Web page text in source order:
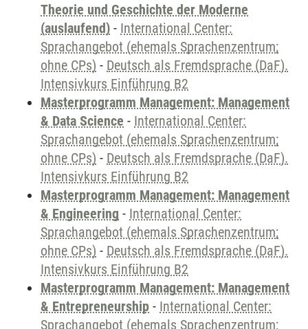
Theorie und Geschichte der Moderne
(auslaufend) - International Center:
Sprachangebot (ehemals Sprachenzentrum;
ohne CPs) - Deutsch als Fremdsprache (DaF).
Intensivkurs Einführung B2
Masterprogramm Management: Management
& Data Science - International Center:
Sprachangebot (ehemals Sprachenzentrum;
ohne CPs) - Deutsch als Fremdsprache (DaF).
Intensivkurs Einführung B2
Masterprogramm Management: Management
& Engineering - International Center:
Sprachangebot (ehemals Sprachenzentrum;
ohne CPs) - Deutsch als Fremdsprache (DaF).
Intensivkurs Einführung B2
Masterprogramm Management: Management
& Entrepreneurship - International Center:
Sprachangebot (ehemals Sprachenzentrum;